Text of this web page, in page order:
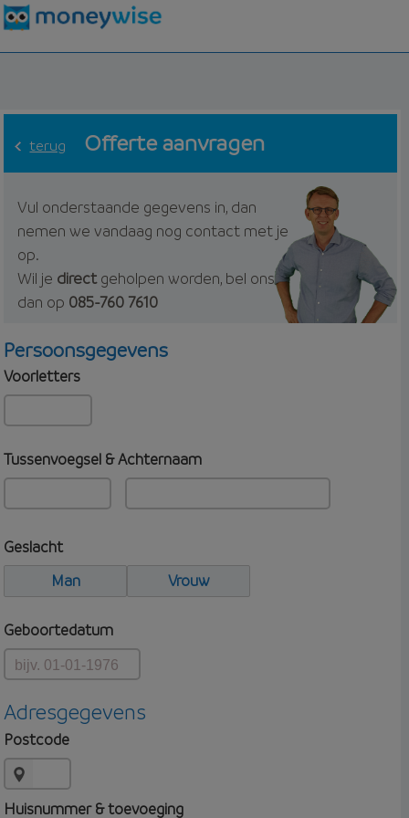
terug Offerte aanvragen
Vul onderstaande gegevens in, dan
nemen we vandaag nog contact met je
op.
Wil je directgeholpen worden, bel ons
dan op 085-760 7610
Persoonsgegevens
Voorletters
Tussenvoegsel & Achternaam
Geslacht
Man
Vrouw
Geboortedatum
Adresgegevens
Postcode
Huisnummer & toevoeging